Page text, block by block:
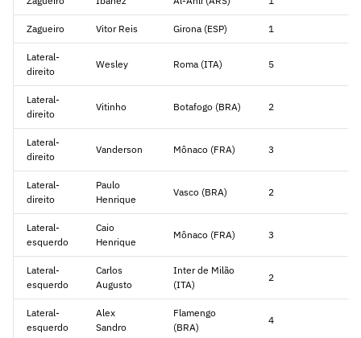
Zagueiro Vitor Reis Girona (ESP) 1
Lateral-
direito
Wesley Roma (ITA) 5
Lateral-
direito
Vitinho Botafogo (BRA) 2
Lateral-
direito
Vanderson Mônaco (FRA) 3
Lateral-
direito
Paulo
Henrique
Vasco (BRA) 2
Lateral-
esquerdo
Caio
Henrique
Mônaco (FRA) 3
Lateral-
esquerdo
Carlos
Augusto
Inter de Milão
(ITA)
2
Lateral-
esquerdo
Alex
Sandro
Flamengo
(BRA)
4